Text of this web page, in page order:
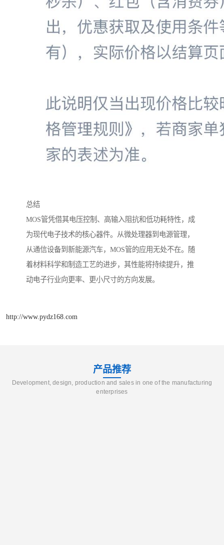
总结
MOS管凭借其电压控制、高输入阻抗和低功耗特性，成
为现代电子技术的核心器件。从微处理器到电源管理，
从通信设备到新能源汽车，MOS管的应用无处不在。随
着材料科学和制造工艺的进步，其性能将持续提升，推
动电子行业向更率、更小尺寸的方向发展。
http://www.pydz168.com
产品推荐
Development, design, production and sales in one of the manufacturing
enterprises